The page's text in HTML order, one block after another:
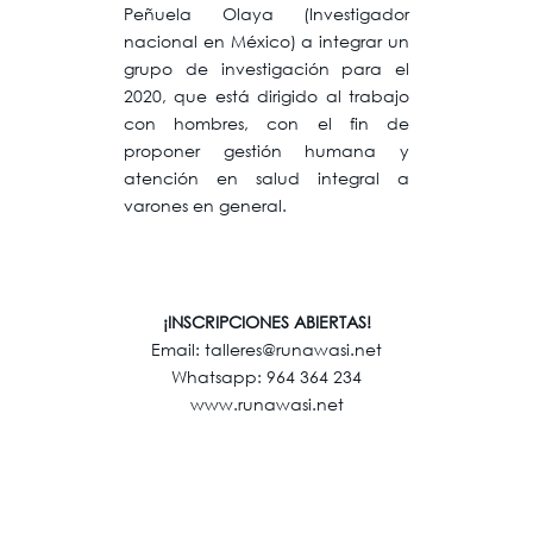
Peñuela Olaya (Investigador
nacional en México) a integrar un
grupo de investigación para el
2020, que está dirigido al trabajo
con hombres, con el fin de
proponer gestión humana y
atención en salud integral a
varones en general.
¡INSCRIPCIONES ABIERTAS!
Email: talleres@runawasi.net
Whatsapp: 964 364 234
www.runawasi.net